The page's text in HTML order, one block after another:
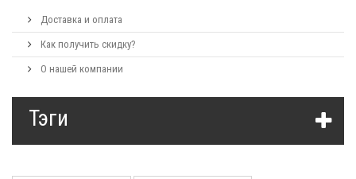
Доставка и оплата
Как получить скидку?
О нашей компании
Тэги